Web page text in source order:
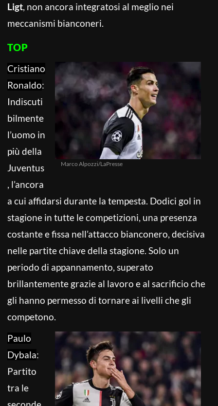
Ligt, non ancora integratosi al meglio nei
meccanismi bianconeri.
TOP
Marco Alpozzi/LaPresse
Cristiano
Ronaldo:
Indiscuti
bilmente
l’uomo in
più della
Juventus
, l’ancora
a cui affidarsi durante la tempesta. Dodici gol in
stagione in tutte le competizioni, una presenza
costante e fissa nell’attacco bianconero, decisiva
nelle partite chiave della stagione. Solo un
periodo di appannamento, superato
brillantemente grazie al lavoro e al sacrificio che
gli hanno permesso di tornare ai livelli che gli
competono.
Paulo
Dybala:
Partito
tra le